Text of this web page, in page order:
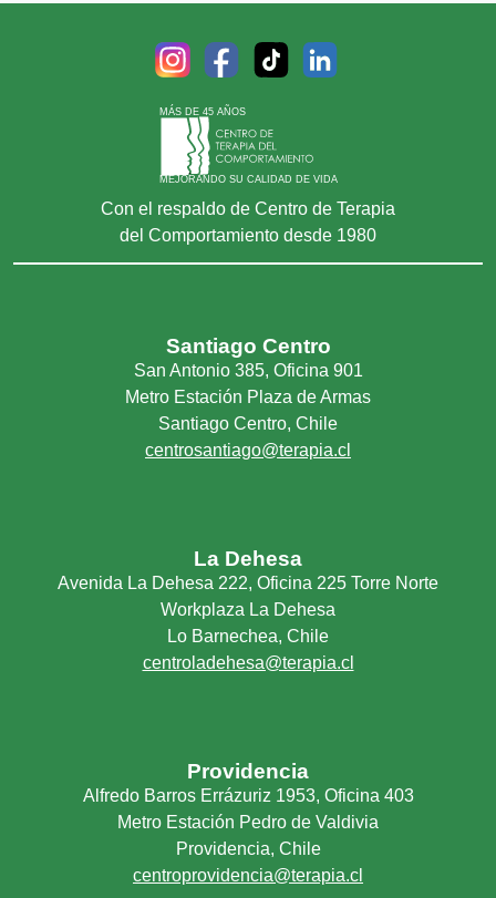
MÁS DE 45 AÑOS
MEJORANDO SU CALIDAD DE VIDA
Con el respaldo de Centro de Terapia
del Comportamiento desde 1980
Santiago Centro
San Antonio 385, Oficina 901
Metro Estación Plaza de Armas
Santiago Centro, Chile
centrosantiago@terapia.cl
La Dehesa
Avenida La Dehesa 222, Oficina 225 Torre Norte
Workplaza La Dehesa
Lo Barnechea, Chile
centroladehesa@terapia.cl
Providencia
Alfredo Barros Errázuriz 1953, Oficina 403
Metro Estación Pedro de Valdivia
Providencia, Chile
centroprovidencia@terapia.cl